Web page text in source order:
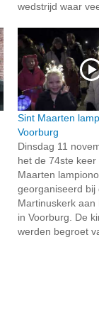
wedstrijd waar
Sint Maarten
Voorburg
Dinsdag 11
het de 74ste keer
Maarten
georganiseerd bij
Martinuskerk aan
in Voorburg. De
werden begroet